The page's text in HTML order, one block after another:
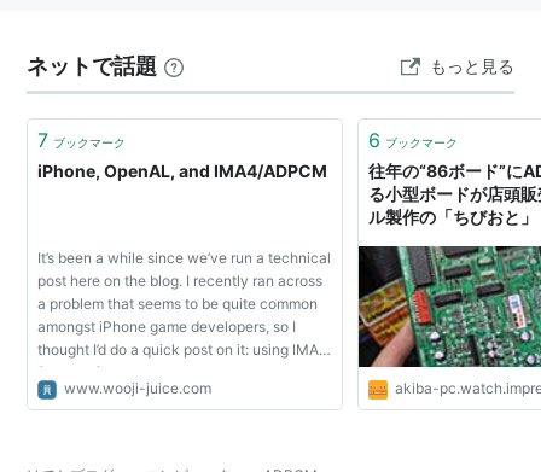
ネットで話題 もっと見る
7 ブックマーク
iPhone, OpenAL, and IMA4/ADPCM
It’s been a while since we’ve run a technical
post here on the blog. I recently ran across
a problem that seems to be quite common
amongst iPhone game developers, so I
thought I’d do a quick post on it: using IMA4
(ADPCM) audio encoding on the
iPhone/iPod Touch. IMA-ADPCM is a
www.wooji-juice.com
6 ブックマーク
往年の“86ボード”に
る小型ボードが店頭
ル製作の「ちびおと」
akiba-